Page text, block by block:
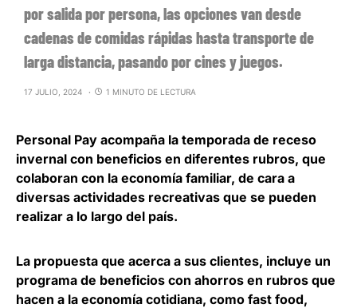
por salida por persona, las opciones van desde
cadenas de comidas rápidas hasta transporte de
larga distancia, pasando por cines y juegos.
17 JULIO, 2024 1 MINUTO DE LECTURA
Personal Pay acompaña la temporada de receso
invernal con beneficios en diferentes rubros, que
colaboran con la economía familiar, de cara a
diversas actividades recreativas que se pueden
realizar a lo largo del país.
La propuesta que acerca a sus clientes, incluye un
programa de beneficios con ahorros en rubros que
hacen a la economía cotidiana, como fast food,